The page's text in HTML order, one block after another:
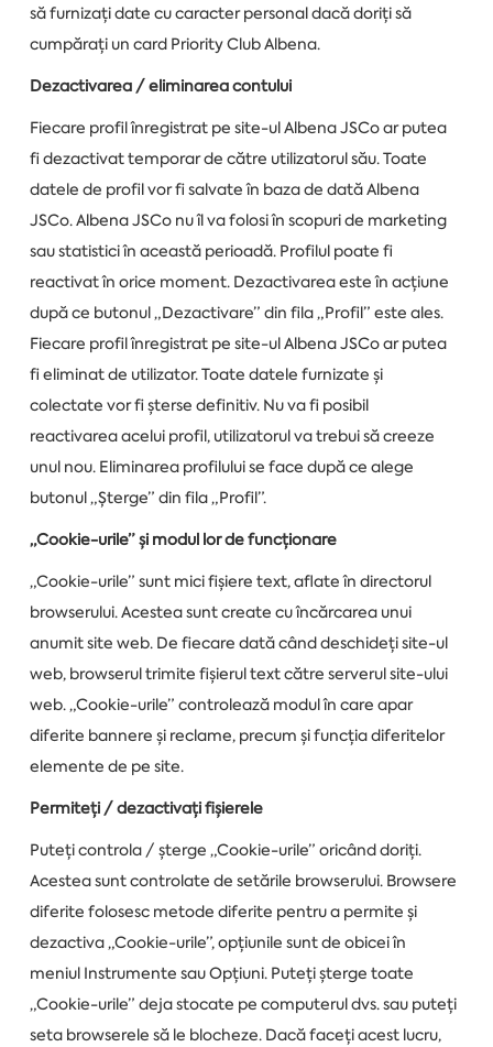
să furnizați date cu caracter personal dacă doriți să
cumpărați un card Priority Club Albena.
Dezactivarea / eliminarea contului
Fiecare profil înregistrat pe site-ul Albena JSCo ar putea
fi dezactivat temporar de către utilizatorul său. Toate
datele de profil vor fi salvate în baza de dată Albena
JSCo. Albena JSCo nu îl va folosi în scopuri de marketing
sau statistici în această perioadă. Profilul poate fi
reactivat în orice moment. Dezactivarea este în acțiune
după ce butonul „Dezactivare” din fila „Profil” este ales.
Fiecare profil înregistrat pe site-ul Albena JSCo ar putea
fi eliminat de utilizator. Toate datele furnizate și
colectate vor fi șterse definitiv. Nu va fi posibil
reactivarea acelui profil, utilizatorul va trebui să creeze
unul nou. Eliminarea profilului se face după ce alege
butonul „Șterge” din fila „Profil”.
„Cookie-urile” și modul lor de funcționare
„Cookie-urile” sunt mici fișiere text, aflate în directorul
browserului. Acestea sunt create cu încărcarea unui
anumit site web. De fiecare dată când deschideți site-ul
web, browserul trimite fișierul text către serverul site-ului
web. „Cookie-urile” controlează modul în care apar
diferite bannere și reclame, precum și funcția diferitelor
elemente de pe site.
Permiteți / dezactivați fișierele
Puteți controla / șterge „Cookie-urile” oricând doriți.
Acestea sunt controlate de setările browserului. Browsere
diferite folosesc metode diferite pentru a permite și
dezactiva „Cookie-urile”, opțiunile sunt de obicei în
meniul Instrumente sau Opțiuni. Puteți șterge toate
„Cookie-urile” deja stocate pe computerul dvs. sau puteți
seta browserele să le blocheze. Dacă faceți acest lucru,